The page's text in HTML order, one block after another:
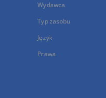
Wydawca
Typ zasobu
Język
Prawa